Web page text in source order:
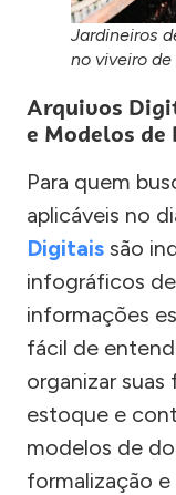
Jardineiros
no viveiro
Arquivos
e Modelos de
Para quem
aplicáveis no
Digitais são
infográficos
informações
fácil de
organizar suas
estoque e
modelos de
formalização